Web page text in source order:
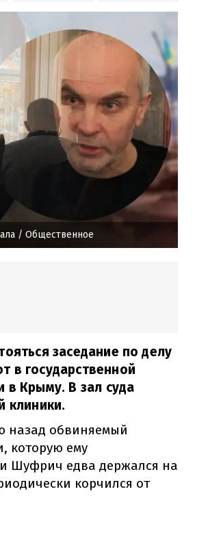
/ Общественное
заседание по делу
в государственной
в Крыму. В зал суда
клиники.
назад обвиняемый
которую ему
Шуфрич едва держался на
корчился от